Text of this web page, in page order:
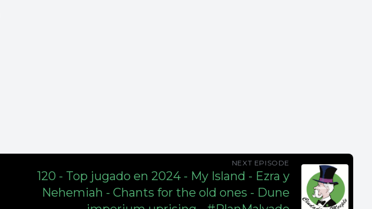
NEXT EPISODE
120 - Top jugado en 2024 - My Island - Ezra y
Nehemiah - Chants for the old ones - Dune